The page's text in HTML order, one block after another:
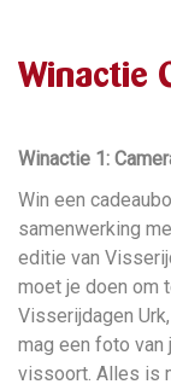
Winactie
Winactie 1:
Win een
samenwerking
editie van
moet je doen om
Visserijdagen
mag een foto
vissoort. Alles is